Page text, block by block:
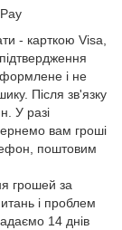
- карткою Visa,
і не
Після зв'язку
У разі
вам гроші
поштовим
грошей за
і проблем
14 днів